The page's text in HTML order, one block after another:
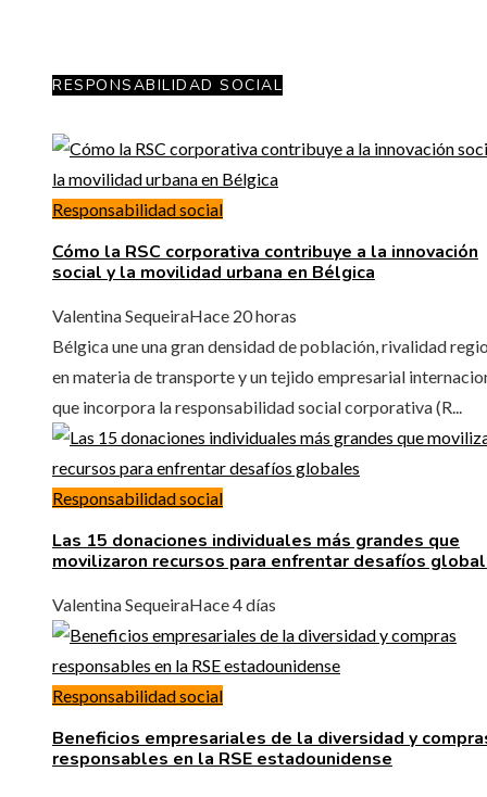
RESPONSABILIDAD SOCIAL
Responsabilidad social
Cómo la RSC corporativa contribuye a la innovación
social y la movilidad urbana en Bélgica
Valentina SequeiraHace 20 horas
Bélgica une una gran densidad de población, rivalidad
en materia de transporte y un tejido empresarial
que incorpora la responsabilidad social corporativa (R...
Responsabilidad social
Las 15 donaciones individuales más grandes que
movilizaron recursos para enfrentar desafíos
Valentina SequeiraHace 4 días
Responsabilidad social
Beneficios empresariales de la diversidad y
responsables en la RSE estadounidense